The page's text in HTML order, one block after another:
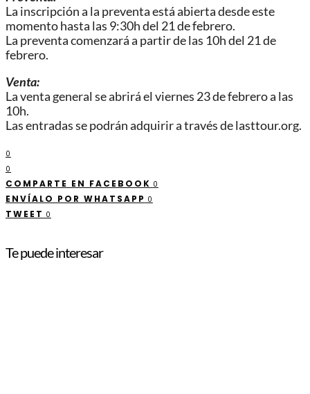
La inscripción a la preventa está abierta desde este
momento hasta las 9:30h del 21 de febrero.
La preventa comenzará a partir de las 10h del 21 de
febrero.
Venta:
La venta general se abrirá el viernes 23 de febrero a las
10h.
Las entradas se podrán adquirir a través de lasttour.org.
0
0
COMPARTE EN FACEBOOK 0
ENVÍALO POR WHATSAPP 0
TWEET 0
Te puede interesar